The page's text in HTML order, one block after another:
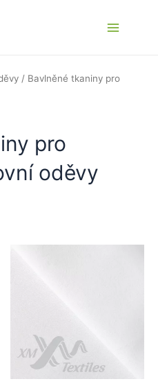
/ Bavlněné tkaniny pro
pro
oděvy